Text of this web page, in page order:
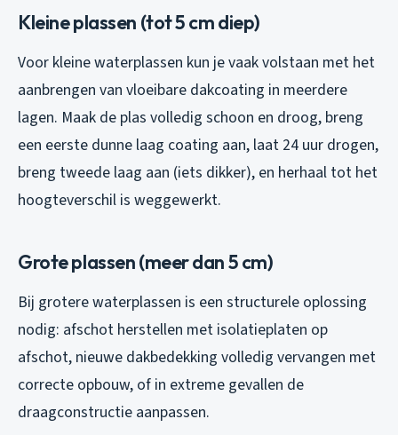
Kleine plassen (tot 5 cm diep)
Voor kleine waterplassen kun je vaak volstaan met het
aanbrengen van vloeibare dakcoating in meerdere
lagen. Maak de plas volledig schoon en droog, breng
een eerste dunne laag coating aan, laat 24 uur drogen,
breng tweede laag aan (iets dikker), en herhaal tot het
hoogteverschil is weggewerkt.
Grote plassen (meer dan 5 cm)
Bij grotere waterplassen is een structurele oplossing
nodig: afschot herstellen met isolatieplaten op
afschot, nieuwe dakbedekking volledig vervangen met
correcte opbouw, of in extreme gevallen de
draagconstructie aanpassen.